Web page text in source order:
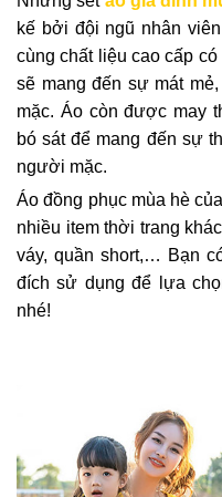
kế bởi đội ngũ nhân
cùng chất liệu cao cấp
sẽ mang đến sự mát
mặc. Áo còn được may
bó sát để mang đến sự
người mặc.
Áo đồng phục mùa hè
nhiều item thời trang
váy, quần short,… Bạn
đích sử dụng để lựa
nhé!